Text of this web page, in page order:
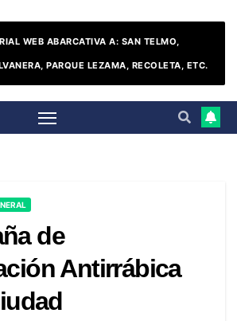
WEB ABARCATIVA A: SAN TELMO,
PARQUE LEZAMA, RECOLETA, ETC.
de
Antirrábica